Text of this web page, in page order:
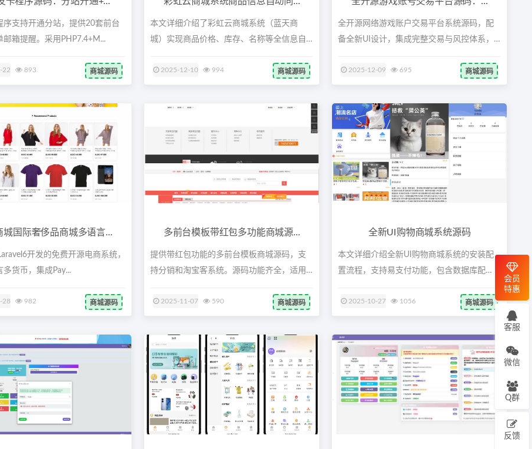
序支持开通分站，提供20套前台
邮箱提醒。采用PHP7.4+M...
22 893 商城源码
本文详细介绍了彩虹云商城系统（蓝天商
城）实现商品价格、库存、名称等全信息自
2025-12-10 994 商城源码
全开源网络游戏账户交易平台系统源码，配
备全新UI设计，集成完整交易与风控体系，
2025-12-09 695 商城源码
城国际奢侈品商城多语言...
开发的免费开源电商系统，
多货币，集成Pay...
28 982 商城源码
多前台模板带红包多功能商城源...
提供带红包功能的多前台模板商城源码，支
持分销和淘宝客系统。源码功能齐全，适用
2025-11-07 590 商城源码
全新UI购物商城系统源码
本文详细介绍全新UI购物商城系统的安装配
置流程，支持易支付功能，包含数据库配
2025-10-27 1056 商城源码
会员
特惠
客服
微信
Q群
反馈